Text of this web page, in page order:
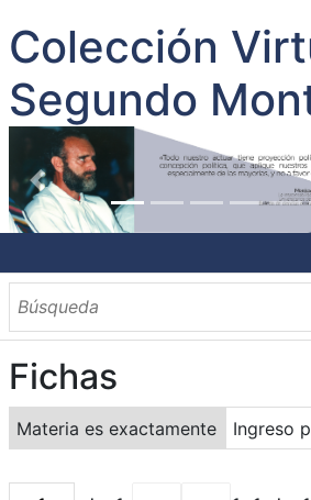
Colección
Segundo
INICIO
SOBRE EL AUTOR
CONTENIDO
TODOS LOS DOCUMENTOS
CATEGORIAS
OBRAS SOBRE EL AUTOR P.
MATERIAS
PALABRAS CLAVES
MULTIMEDIA
Fichas
Materia es exactamente Ingreso